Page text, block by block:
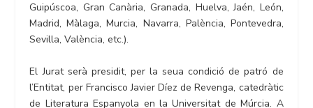
Guipúscoa, Gran Canària, Granada, Huelva, Jaén, León,
Madrid, Màlaga, Murcia, Navarra, Palència, Pontevedra,
Sevilla, València, etc.).
El Jurat serà presidit, per la seua condició de patró de
l’Entitat, per Francisco Javier Díez de Revenga, catedràtic
de Literatura Espanyola en la Universitat de Múrcia. A